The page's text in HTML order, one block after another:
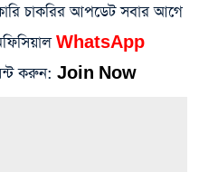
চাকরির আপডেট সবার আগে
WhatsApp
করুন: Join Now